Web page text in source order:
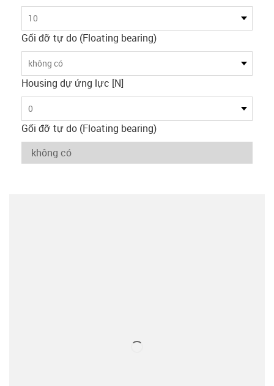
10
Gối đỡ tự do (Floating bearing)
không có
Housing dự ứng lực [N]
0
Gối đỡ tự do (Floating bearing)